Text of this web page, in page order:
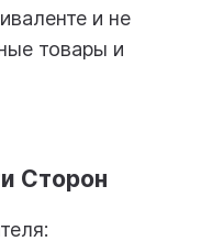
и не
товары и
Сторон